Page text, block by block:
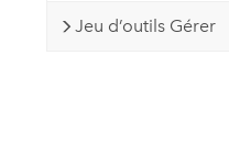
Jeu d’outils Gérer